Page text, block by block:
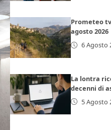
Prometeo
agosto 2026
6 Agosto
La lontra
decenni di
5 Agosto